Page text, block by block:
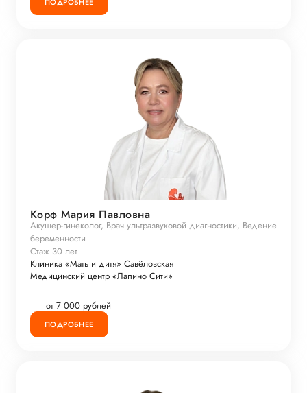
Корф Мария Павловна
Акушер-гинеколог, Врач ультразвуковой диагностики, Ведение
беременности
Стаж 30 лет
Клиника «Мать и дитя» Савёловская
Медицинский центр «Лапино Сити»
от 7 000 рублей
ПОДРОБНЕЕ